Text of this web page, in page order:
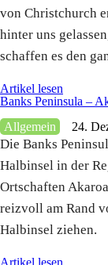
von Christchurch
hinter uns
schaffen es den
Artikel lesen
Banks Peninsula –
Allgemein
24.
Die Banks
Halbinsel in der
Ortschaften
reizvoll am Rand
Halbinsel ziehen.
Artikel lesen